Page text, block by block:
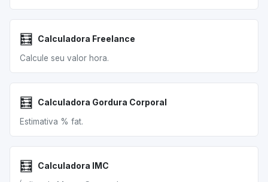
🧮 Calculadora Freelance
Calcule seu valor hora.
🧮 Calculadora Gordura Corporal
Estimativa % fat.
🧮 Calculadora IMC